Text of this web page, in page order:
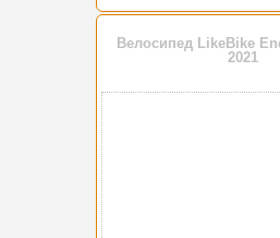
Велосипед LikeBike
2021